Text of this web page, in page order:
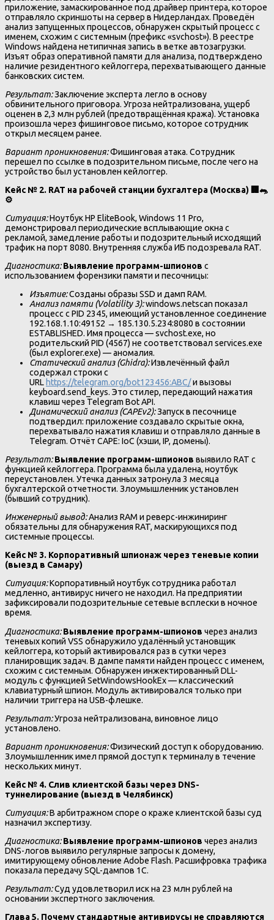
приложение, замаскированное под драйвер принтера, которое
отправляло скриншоты на сервер в Нидерландах. Проведён
анализ запущенных процессов, обнаружен скрытый процесс с
именем, схожим с системным (префикс «svchost»). В реестре
Windows найдена нетипичная запись в ветке автозагрузки.
Изъят образ оперативной памяти для анализа, подтверждено
наличие резидентного кейлоггера, перехватывающего данные
банковских систем.
Результат:Заключение эксперта легло в основу
обвинительного приговора. Угроза нейтрализована, ущерб
оценен в 2,3 млн рублей (предотвращённая кража). Установка
произошла через фишинговое письмо, которое сотрудник
открыл месяцем ранее.
Вариант проникновения:Фишинговая атака. Сотрудник
перешел по ссылке в подозрительном письме, после чего на
устройство был установлен кейлоггер.
Кейс № 2. RAT на рабочей станции бухгалтера (Москва) 🏢🐀
⚙️
Ситуация:Ноутбук HP EliteBook, Windows 11 Pro,
демонстрировал периодические всплывающие окна с
рекламой, замедление работы и подозрительный исходящий
трафик на порт 8080. Внутренняя служба ИБ подозревала RAT.
Диагностика: Выявление программ-шпионов с
использованием форензики памяти и песочницы:
Изъятие:Созданы образы SSD и дамп RAM.
Анализ памяти (Volatility 3):windows.netscan показал
процесс с PID 2345, имеющий установленное соединение
192.168.1.10:49152 → 185.130.5.234:8080 в состоянии
ESTABLISHED. Имя процесса — svchost.exe, но
родительский PID (4567) не соответствовал services.exe
(был explorer.exe) — аномалия.
Статический анализ (Ghidra):Извлечённый файл
содержал строки с
URL https://telegram.org/bot123456:ABC/и вызовы
keyboard.send_keys. Это стилер, передающий нажатия
клавиш через Telegram Bot API.
Динамический анализ (CAPEv2):Запуск в песочнице
подтвердил: приложение создавало скрытые окна,
перехватывало нажатия клавиш и отправляло данные в
Telegram. Отчёт CAPE: IoC (хэши, IP, домены).
Результат: Выявление программ-шпионов выявило RAT с
функцией кейлоггера. Программа была удалена, ноутбук
переустановлен. Утечка данных затронула 3 месяца
бухгалтерской отчетности. Злоумышленник установлен
(бывший сотрудник).
Инженерный вывод:Анализ RAM и реверс-инжиниринг
обязательны для обнаружения RAT, маскирующихся под
системные процессы.
Кейс № 3. Корпоративный шпионаж через теневые копии
(выезд в Самару)
Ситуация:Корпоративный ноутбук сотрудника работал
медленно, антивирус ничего не находил. На предприятии
зафиксировали подозрительные сетевые всплески в ночное
время.
Диагностика: Выявление программ-шпионов через анализ
теневых копий VSS обнаружило удалённый установщик
кейлоггера, который активировался раз в сутки через
планировщик задач. В дампе памяти найден процесс с именем,
схожим с системным. Обнаружен инжектированный DLL-
модуль с функцией SetWindowsHookEx — классический
клавиатурный шпион. Модуль активировался только при
наличии триггера на USB-флешке.
Результат:Угроза нейтрализована, виновное лицо
установлено.
Вариант проникновения:Физический доступ к оборудованию.
Злоумышленник имел прямой доступ к терминалу в течение
нескольких минут.
Кейс № 4. Слив клиентской базы через DNS-
туннелирование (выезд в Челябинск)
Ситуация:В арбитражном споре о краже клиентской базы суд
назначил экспертизу.
Диагностика: Выявление программ-шпионов через анализ
DNS-логов выявило регулярные запросы к домену,
имитирующему обновление Adobe Flash. Расшифровка трафика
показала передачу SQL-дампов 1С.
Результат:Суд удовлетворил иск на 23 млн рублей на
основании экспертного заключения.
Глава 5. Почему стандартные антивирусы не справляются